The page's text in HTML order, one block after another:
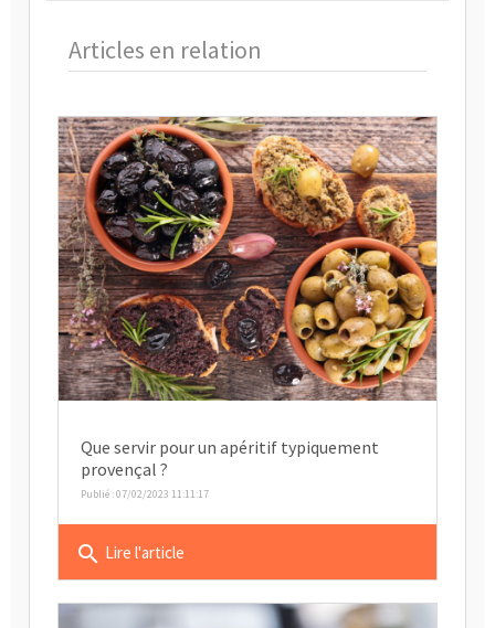
Articles en relation
Que servir pour un apéritif typiquement
provençal ?
Publié : 07/02/2023 11:11:17
search Lire l'article